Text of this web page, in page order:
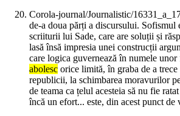
Corola-journal/Journalistic/
de-a doua părți a discursului. Sofismul
scriiturii lui Sade, care are soluții și
lasă însă impresia unei construcții
care logica guvernează în numele
abolesc orice limită, în graba de a trece
republicii, la schimbarea moravurilor
de teama ca țelul acesteia să nu fie
încă un efort... este, din acest punct de